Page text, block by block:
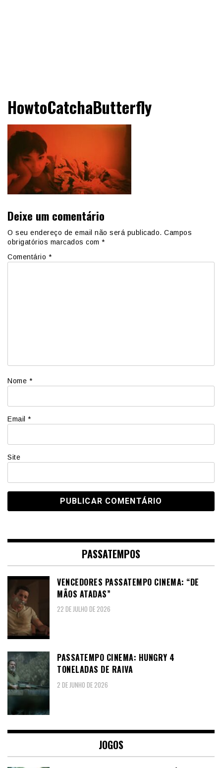
Central Comics
HowtoCatchaButterfly
Deixe um comentário
O seu endereço de email não será publicado. Campos
obrigatórios marcados com *
Comentário *
Nome *
Email *
Site
PASSATEMPOS
VENCEDORES PASSATEMPO CINEMA: “DE
MÃOS ATADAS”
22 DE JULHO DE 2026
PASSATEMPO CINEMA: HUNGRY 4
TONELADAS DE RAIVA
2 DE JUNHO DE 2026
JOGOS